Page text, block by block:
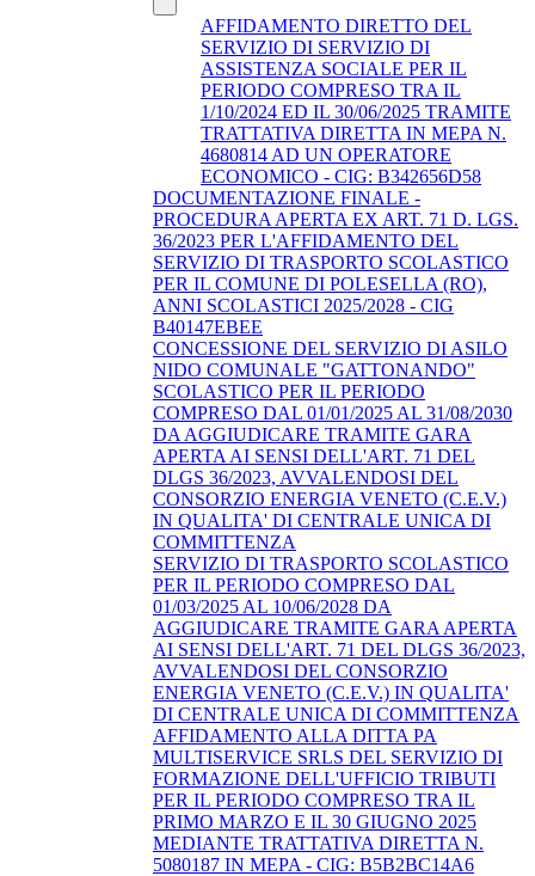
AFFIDAMENTO DIRETTO DEL
SERVIZIO DI SERVIZIO DI
ASSISTENZA SOCIALE PER IL
PERIODO COMPRESO TRA IL
1/10/2024 ED IL 30/06/2025 TRAMITE
TRATTATIVA DIRETTA IN MEPA N.
4680814 AD UN OPERATORE
ECONOMICO - CIG: B342656D58
DOCUMENTAZIONE FINALE -
PROCEDURA APERTA EX ART. 71 D. LGS.
36/2023 PER L'AFFIDAMENTO DEL
SERVIZIO DI TRASPORTO SCOLASTICO
PER IL COMUNE DI POLESELLA (RO),
ANNI SCOLASTICI 2025/2028 - CIG
B40147EBEE
CONCESSIONE DEL SERVIZIO DI ASILO
NIDO COMUNALE "GATTONANDO"
SCOLASTICO PER IL PERIODO
COMPRESO DAL 01/01/2025 AL 31/08/2030
DA AGGIUDICARE TRAMITE GARA
APERTA AI SENSI DELL'ART. 71 DEL
DLGS 36/2023, AVVALENDOSI DEL
CONSORZIO ENERGIA VENETO (C.E.V.)
IN QUALITA' DI CENTRALE UNICA DI
COMMITTENZA
SERVIZIO DI TRASPORTO SCOLASTICO
PER IL PERIODO COMPRESO DAL
01/03/2025 AL 10/06/2028 DA
AGGIUDICARE TRAMITE GARA APERTA
AI SENSI DELL'ART. 71 DEL DLGS 36/2023,
AVVALENDOSI DEL CONSORZIO
ENERGIA VENETO (C.E.V.) IN QUALITA'
DI CENTRALE UNICA DI COMMITTENZA
AFFIDAMENTO ALLA DITTA PA
MULTISERVICE SRLS DEL SERVIZIO DI
FORMAZIONE DELL'UFFICIO TRIBUTI
PER IL PERIODO COMPRESO TRA IL
PRIMO MARZO E IL 30 GIUGNO 2025
MEDIANTE TRATTATIVA DIRETTA N.
5080187 IN MEPA - CIG: B5B2BC14A6